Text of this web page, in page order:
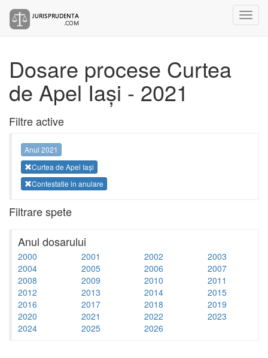
Dosare procese Curtea
de Apel Iași - 2021
Filtre active
Anul 2021
Curtea de Apel Iași
Contestatie in anulare
Filtrare spete
Anul dosarului
2000 2001 2002
2003
2004
2005 2006
2007
2008
2009 2010
2011
2012
2013 2014
2015
2016
2017 2018
2019
2020
2021 2022
2023
2024
2025 2026